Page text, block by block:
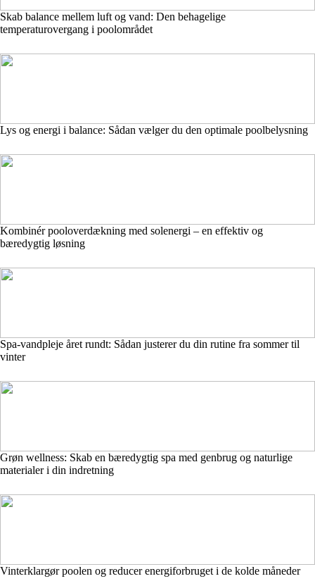
Skab balance mellem luft og vand: Den behagelige
temperaturovergang i poolområdet
Lys og energi i balance: Sådan vælger du den optimale poolbelysning
Kombinér pooloverdækning med solenergi – en effektiv og
bæredygtig løsning
Spa-vandpleje året rundt: Sådan justerer du din rutine fra sommer til
vinter
Grøn wellness: Skab en bæredygtig spa med genbrug og naturlige
materialer i din indretning
Vinterklargør poolen og reducer energiforbruget i de kolde måneder